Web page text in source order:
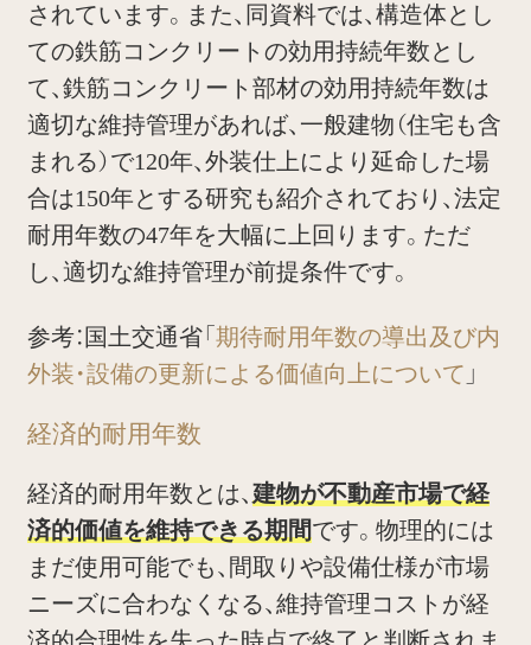
されています。また、同資料では、構造体とし
ての鉄筋コンクリートの効用持続年数とし
て、鉄筋コンクリート部材の効用持続年数は
適切な維持管理があれば、一般建物（住宅も含
まれる）で120年、外装仕上により延命した場
合は150年とする研究も紹介されており、法定
耐用年数の47年を大幅に上回ります。ただ
し、適切な維持管理が前提条件です。
参考：国土交通省「期待耐用年数の導出及び内
外装・設備の更新による価値向上について 」
経済的耐用年数
経済的耐用年数とは、建物が不動産市場で経
済的価値を維持できる期間です。物理的には
まだ使用可能でも、間取りや設備仕様が市場
ニーズに合わなくなる、維持管理コストが経